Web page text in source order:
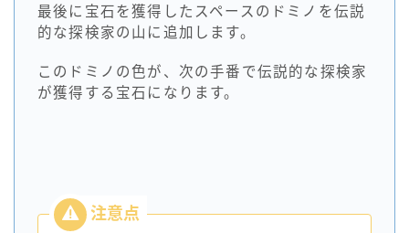
最後に宝石を獲得したスペースのドミノを伝説
的な探検家の山に追加します。
このドミノの色が、次の手番で伝説的な探検家
が獲得する宝石になります。